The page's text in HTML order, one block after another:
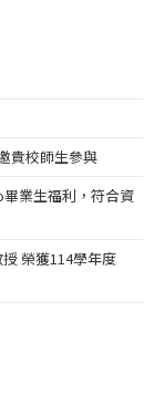
貴校師生參與
畢業生福利，符合資
榮獲114學年度